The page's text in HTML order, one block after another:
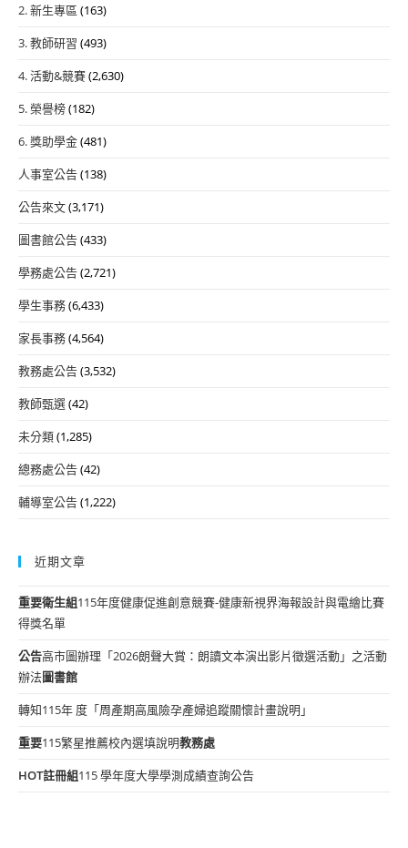
2. 新生專區 (163)
3. 教師研習 (493)
4. 活動&競賽(2,630)
5. 榮譽榜(182)
6. 獎助學金(481)
人事室公告(138)
公告來文(3,171)
圖書館公告(433)
學務處公告(2,721)
學生事務(6,433)
家長事務(4,564)
教務處公告(3,532)
教師甄選(42)
未分類(1,285)
總務處公告(42)
輔導室公告(1,222)
近期文章
重要衛生組115年度健康促進創意競賽-健康新視界海報設計與電繪比賽
得獎名單
公告高市圖辦理「2026朗聲大賞：朗讀文本演出影片徵選活動」之活動
辦法圖書館
轉知115年 度「周產期高風險孕產婦追蹤關懷計畫說明」
重要115繁星推薦校內選填說明教務處
HOT註冊組115 學年度大學學測成績查詢公告